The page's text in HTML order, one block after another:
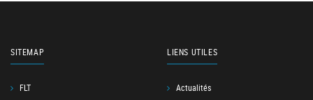
SITEMAP
FLT
LIENS UTILES
Actualités